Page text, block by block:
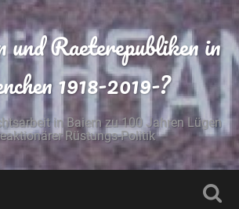
Raeterepubliken in
1918-2019-?
in Baiern zu 100 Jahren Lügen
Rüstungs-Politik